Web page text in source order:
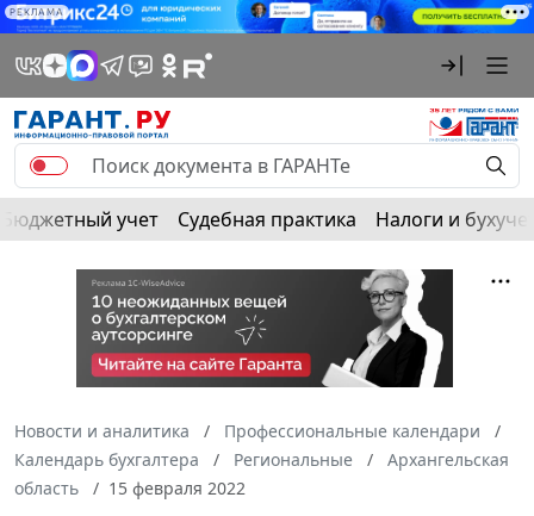
РЕКЛАМА
Бюджетный учет Судебная практика Налоги и
Новости и аналитика
Профессиональные календари
Календарь бухгалтера
Региональные
Архангельская
область
15 февраля 2022